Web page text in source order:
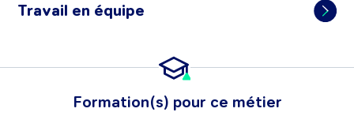
Travail en équipe
Formation(s) pour ce métier